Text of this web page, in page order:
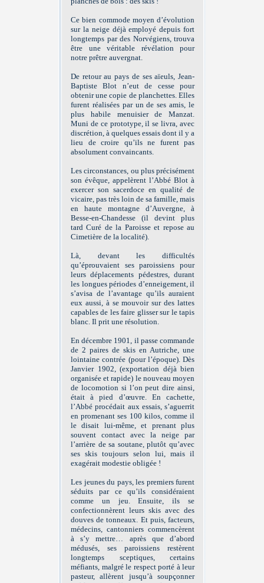
Ce bien commode moyen d’évolution
sur la neige déjà employé depuis fort
longtemps par des Norvégiens, trouva
être une véritable révélation pour
notre prêtre auvergnat.
De retour au pays de ses aïeuls, Jean-
Baptiste Blot n’eut de cesse pour
obtenir une copie de planchettes. Elles
furent réalisées par un de ses amis, le
plus habile menuisier de Manzat.
Muni de ce prototype, il se livra, avec
discrétion, à quelques essais dont il y a
lieu de croire qu’ils ne furent pas
absolument convaincants.
Les circonstances, ou plus précisément
son évêque, appelèrent l’Abbé Blot à
exercer son sacerdoce en qualité de
vicaire, pas très loin de sa famille, mais
en haute montagne d’Auvergne, à
Besse-en-Chandesse (il devint plus
tard Curé de la Paroisse et repose au
Cimetière de la localité).
Là, devant les difficultés
qu’éprouvaient ses paroissiens pour
leurs déplacements pédestres, durant
les longues périodes d’enneigement, il
s’avisa de l’avantage qu’ils auraient
eux aussi, à se mouvoir sur des lattes
capables de les faire glisser sur le tapis
blanc. Il prit une résolution.
En décembre 1901, il passe commande
de 2 paires de skis en Autriche, une
lointaine contrée (pour l’époque). Dès
Janvier 1902, (exportation déjà bien
organisée et rapide) le nouveau moyen
de locomotion si l’on peut dire ainsi,
était à pied d’œuvre. En cachette,
l’Abbé procédait aux essais, s’aguerrit
en promenant ses 100 kilos, comme il
le disait lui-même, et prenant plus
souvent contact avec la neige par
l’arrière de sa soutane, plutôt qu’avec
ses skis toujours selon lui, mais il
exagérait modestie obligée !
Les jeunes du pays, les premiers furent
séduits par ce qu’ils considéraient
comme un jeu. Ensuite, ils se
confectionnèrent leurs skis avec des
douves de tonneaux. Et puis, facteurs,
médecins, cantonniers commencèrent
à s’y mettre… après que d’abord
médusés, ses paroissiens restèrent
longtemps sceptiques, certains
méfiants, malgré le respect porté à leur
pasteur, allèrent jusqu’à soupçonner